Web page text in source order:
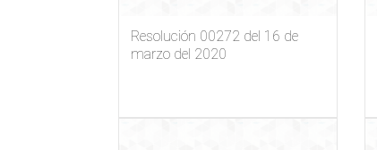
Resolución 00272 del 16 de
marzo del 2020